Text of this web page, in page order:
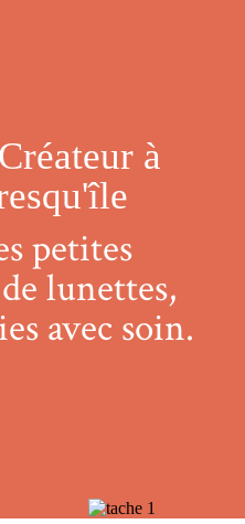
à
petites
lunettes,
avec soin.